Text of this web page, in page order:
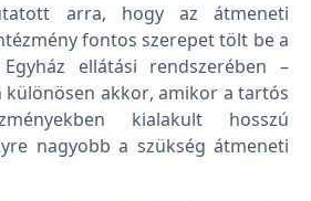
arra, hogy az átmeneti
fontos szerepet tölt be a
ellátási rendszerében –
különösen akkor, amikor a tartós
kialakult hosszú
nagyobb a szükség átmeneti